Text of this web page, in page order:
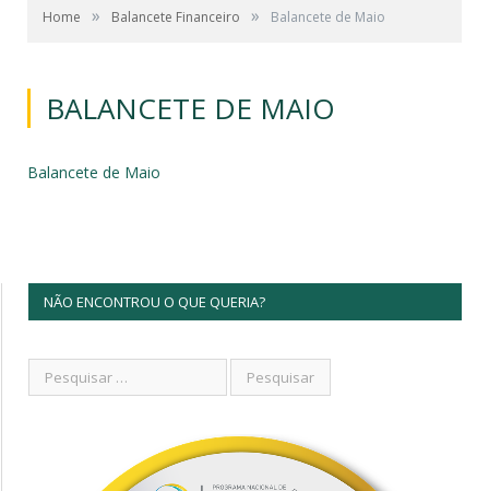
Home » Balancete Financeiro » Balancete de Maio
BALANCETE DE MAIO
Balancete de Maio
NÃO ENCONTROU O QUE QUERIA?